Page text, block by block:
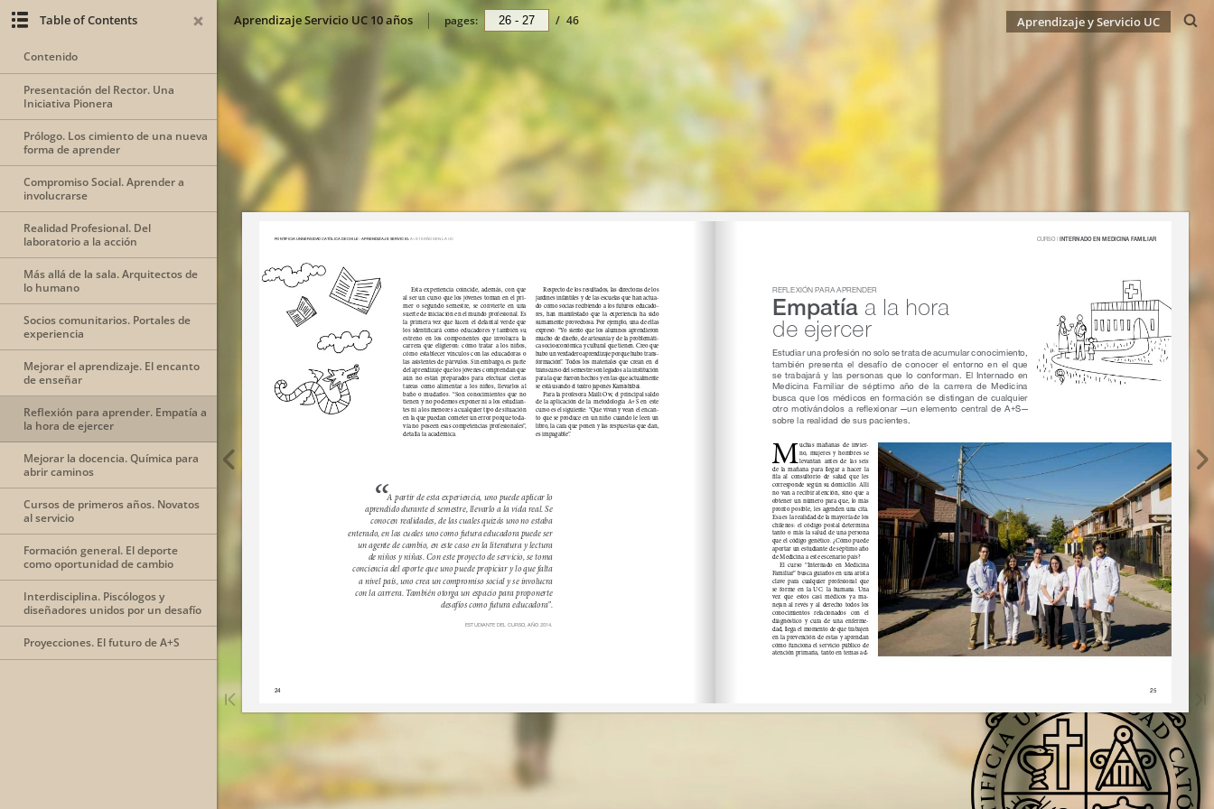
Aprendizaje Servicio UC 10 años pages: / 46 Aprendizaje y Servicio UC
Table of Contents
Contenido
Presentación del Rector. Una
Iniciativa Pionera
Prólogo. Los cimiento de una nueva
forma de aprender
Compromiso Social. Aprender a
involucrarse
Realidad Profesional. Del
laboratorio a la acción
Más allá de la sala. Arquitectos de
lo humano
Socios comunitarios. Portales de
experiencia
Mejorar el aprendizaje. El encanto
de enseñar
Reflexión para aprender. Empatía a
la hora de ejercer
Mejorar la docencia. Química para
abrir caminos
Cursos de primeros años. Novatos
al servicio
Formación general. El deporte
como oportunidad de cambio
Interdisciplina. Piscólogos y
diseñadores unidos por un desafío
Proyecciones. El futuro de A+S